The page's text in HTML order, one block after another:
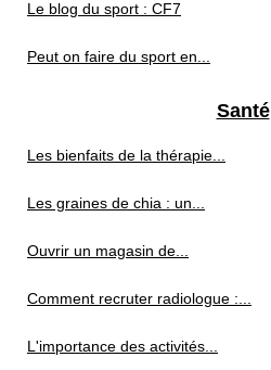
Le blog du sport : CF7
Peut on faire du sport en...
Santé
Les bienfaits de la thérapie...
Les graines de chia : un...
Ouvrir un magasin de...
Comment recruter radiologue :...
L'importance des activités...